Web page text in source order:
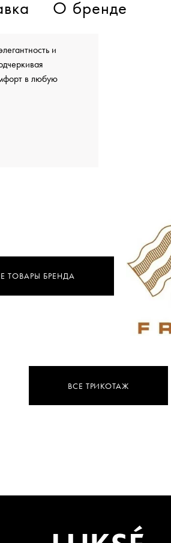
О бренде
и
в любую
ТОВАРЫ БРЕНДА
ВСЕ ТРИКОТАЖ